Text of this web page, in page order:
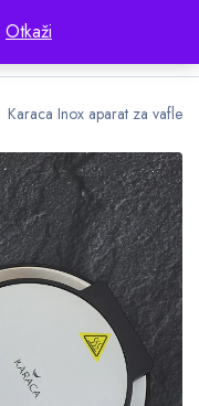
Otkaži
Karaca Inox aparat za vafle